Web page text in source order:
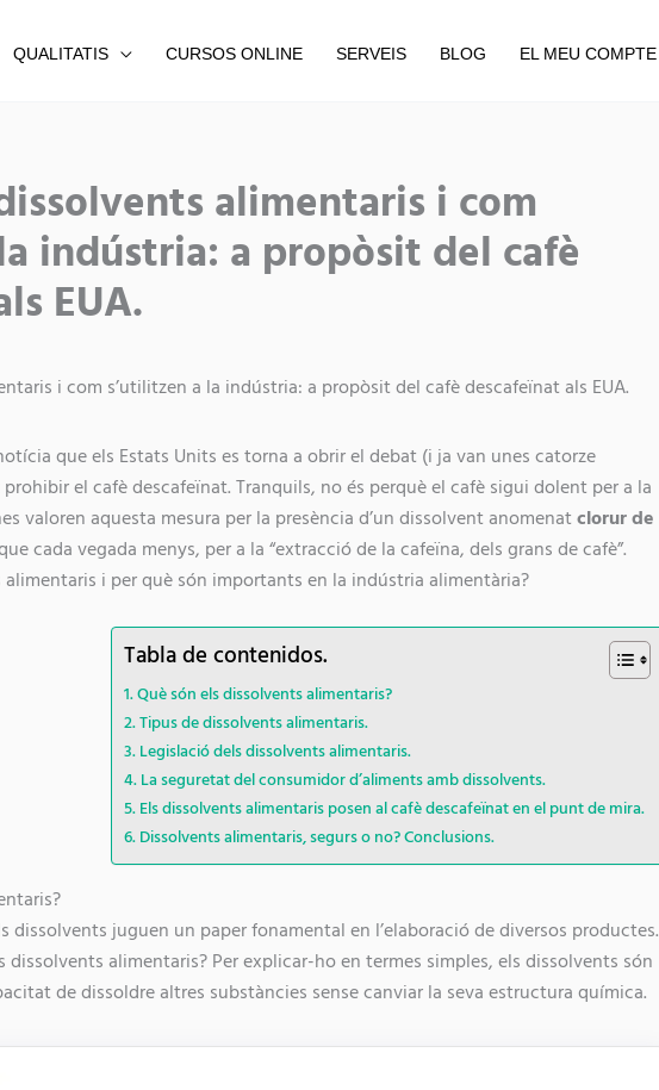
QUALITATIS CURSOS ONLINE SERVEIS BLOG EL MEU COMPTE
alimentaris i com
indústria: a propòsit del cafè
EUA.
i com s’utilitzen a la indústria: a propòsit del cafè descafeïnat als EUA.
que els Estats Units es torna a obrir el debat (i ja van unes catorze
el cafè descafeïnat. Tranquils, no és perquè el cafè sigui dolent per a la
valoren aquesta mesura per la presència d’un dissolvent anomenat clorur de
cada vegada menys, per a la “extracció de la cafeïna, dels grans de cafè”.
alimentaris i per què són importants en la indústria alimentària?
Tabla de contenidos.
Què són els dissolvents alimentaris?
Tipus de dissolvents alimentaris.
Legislació dels dissolvents alimentaris.
La seguretat del consumidor d’aliments amb dissolvents.
Els dissolvents alimentaris posen al cafè descafeïnat en el punt de mira.
Dissolvents alimentaris, segurs o no? Conclusions.
dissolvents juguen un paper fonamental en l’elaboració de diversos productes.
dissolvents alimentaris? Per explicar-ho en termes simples, els dissolvents són
de dissoldre altres substàncies sense canviar la seva estructura química.
Share
on
Share
on
Share
on